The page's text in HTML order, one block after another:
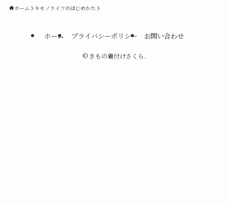
ホーム キモノライフのはじめかた
ホーム プライバシーポリシー お問い合わせ
© きもの着付けさくら.